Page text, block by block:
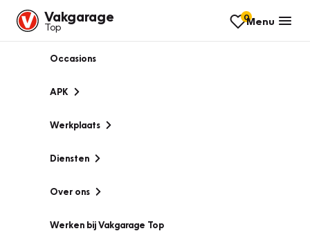
Vakgarage
Top
0Menu
Occasions
APK
Werkplaats
Diensten
Over ons
Werken bij Vakgarage Top